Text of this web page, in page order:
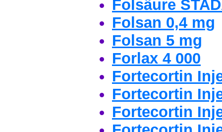
Folsäure
Folsan 0,4 mg
Folsan 5 mg
Forlax 4 000
Fortecortin
Fortecortin
Fortecortin